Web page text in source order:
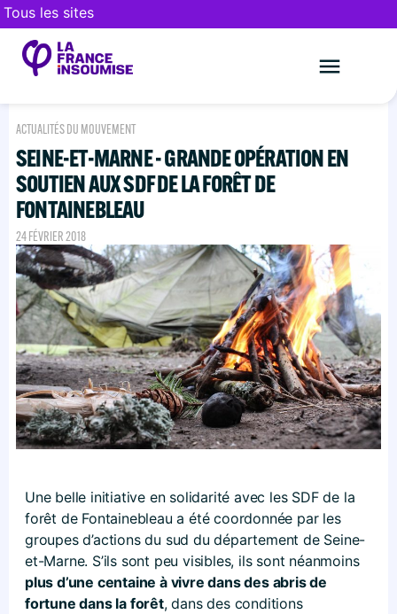
Tous les sites
ACTUALITÉS DU MOUVEMENT
SEINE-ET-MARNE - GRANDE OPÉRATION EN
SOUTIEN AUX SDF DE LA FORÊT DE
FONTAINEBLEAU
24 FÉVRIER 2018
Une belle initiative en solidarité avec les SDF de la
forêt de Fontainebleau a été coordonnée par les
groupes d’actions du sud du département de Seine-
et-Marne. S’ils sont peu visibles, ils sont néanmoins
plus d’une centaine à vivre dans des abris de
fortune dans la forêt, dans des conditions